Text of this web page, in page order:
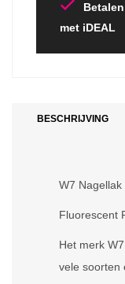
Betalen
met iDEAL
BESCHRIJVING
W7
Fluorescent
Het merk
vele soorten